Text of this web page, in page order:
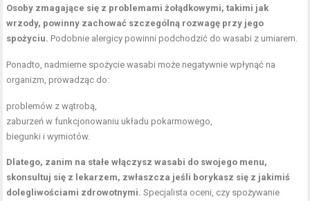
Osoby zmagające się z problemami żołądkowymi, takimi jak
wrzody, powinny zachować szczególną rozwagę przy jego
spożyciu. Podobnie alergicy powinni podchodzić do wasabi z umiarem.
Ponadto, nadmierne spożycie wasabi może negatywnie wpłynąć na
organizm, prowadząc do:
problemów z wątrobą,
zaburzeń w funkcjonowaniu układu pokarmowego,
biegunki i wymiotów.
Dlatego, zanim na stałe włączysz wasabi do swojego menu,
skonsultuj się z lekarzem, zwłaszcza jeśli borykasz się z jakimiś
dolegliwościami zdrowotnymi. Specjalista oceni, czy spożywanie